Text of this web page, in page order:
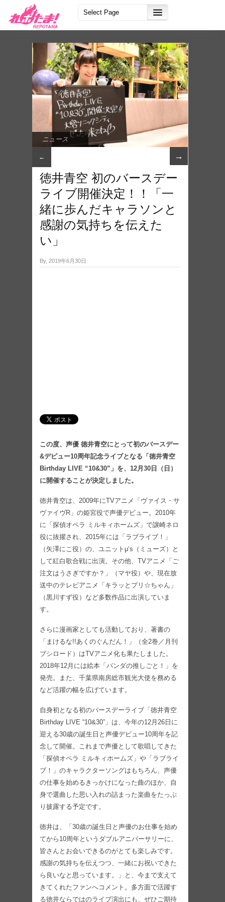
ニュース
← →
徳井青空 初のバースデー
ライブ開催決定！！「一
緒に歩んだキャラソンと
感謝の気持ちを伝えた
い」
By, 2019年6月30日
この度、声優 徳井青空にとって初のバースデー
&デビュー10周年記念ライブとなる「徳井青空
Birthday LIVE “10&30”」を、12月30日（日）
に開催することが決定しました。
徳井青空は、2009年にTVアニメ「ヴァイス・サ
ヴァイヴR」の姫宮役で声優デビュー。2010年
に「探偵オペラ ミルキィホームズ」で譲崎ネロ
役に抜擢され、2015年には「ラブライブ！」
（矢澤にこ役）の、ユニットμ‘s（ミューズ）と
して紅白歌合戦に出演。その他、TVアニメ「ご
注文はうさぎですか？」（マヤ役）や、現在放
送中のテレビアニメ「キラッとプリ☆ちゃん」
（黒川すず役）など多数作品に出演していま
す。
さらに漫画家としても活動しており、著書の
「まけるな!!あくのぐんだん！」（全2巻／月刊
ブシロード）はTVアニメ化も果たしました。
2018年12月には絵本「パンダの推しごと！」を
発売。また、千葉県南房総市観光大使を務める
など活躍の幅を広げています。
自身初となる初のバースデーライブ「徳井青空
Birthday LIVE “10&30”」は、今年の12月26日に
迎える30歳の誕生日と声優デビュー10周年を記
念して開催。これまで声優として歌唱してきた
「探偵オペラ ミルキィホームズ」や「ラブライ
ブ！」のキャラクターソングはもちろん、声優
の仕事を始めるきっかけになった曲のほか、自
身で選曲した思い入れの詰まった楽曲をたっぷ
り披露する予定です。
徳井は、「30歳の誕生日と声優のお仕事を始め
てから10周年というダブルアニバーサリーに、
皆さんとお会いできるのがとても楽しみです。
感謝の気持ちを伝えつつ、一緒にお祝いできた
ら良いなと思っています。」と、今まで支えて
きてくれたファンへコメント。多方面で活躍す
る徳井ならではのライブ演出にも、ぜひご期待